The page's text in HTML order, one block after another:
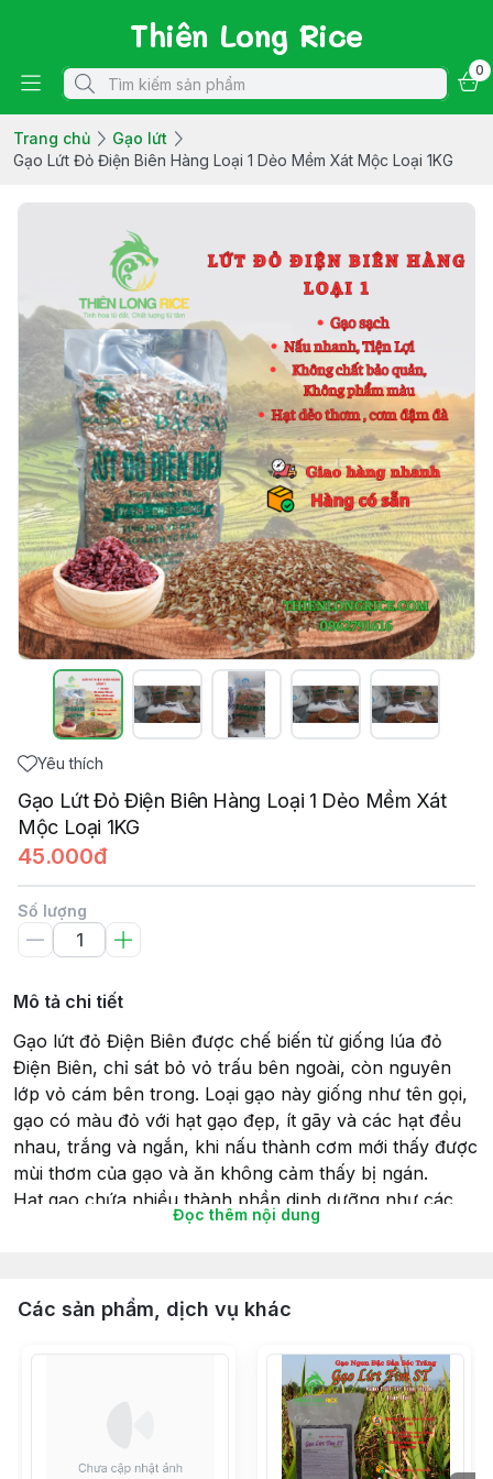
Thiên Long Rice
0
Trang chủ
Gạo lứt
Gạo Lứt Đỏ Điện Biên Hàng Loại 1 Dẻo Mềm Xát Mộc Loại 1KG
Yêu thích
Gạo Lứt Đỏ Điện Biên Hàng Loại 1 Dẻo Mềm Xát
Mộc Loại 1KG
45.000đ
Số lượng
Mô tả chi tiết
Gạo lứt đỏ Điện Biên được chế biến từ giống lúa đỏ
Điện Biên, chỉ sát bỏ vỏ trấu bên ngoài, còn nguyên
lớp vỏ cám bên trong. Loại gạo này giống như tên gọi,
gạo có màu đỏ với hạt gạo đẹp, ít gãy và các hạt đều
nhau, trắng và ngắn, khi nấu thành cơm mới thấy được
mùi thơm của gạo và ăn không cảm thấy bị ngán.
Hạt gạo chứa nhiều thành phần dinh dưỡng như các
loại vitamin và các loại nguyên tố vi lượng tốt cho sức
3-5 lần so với các loại gạo thông thường.
rau, củ, quả... khi là nguồn chứa nhiều chất cơ giúp cơ
thể phòng chống được nhiều loại bệnh bao gồm xơ
vữa động mạch, bệnh tiểu đường,...
Gạo lứt bổ sung rất nhiều dinh dưỡng, vitamin, khoáng
chất cho cơ thể, giúp điều hòa huyết áp, làm giảm
Đọc thêm nội dung
Các sản phẩm, dịch vụ khác